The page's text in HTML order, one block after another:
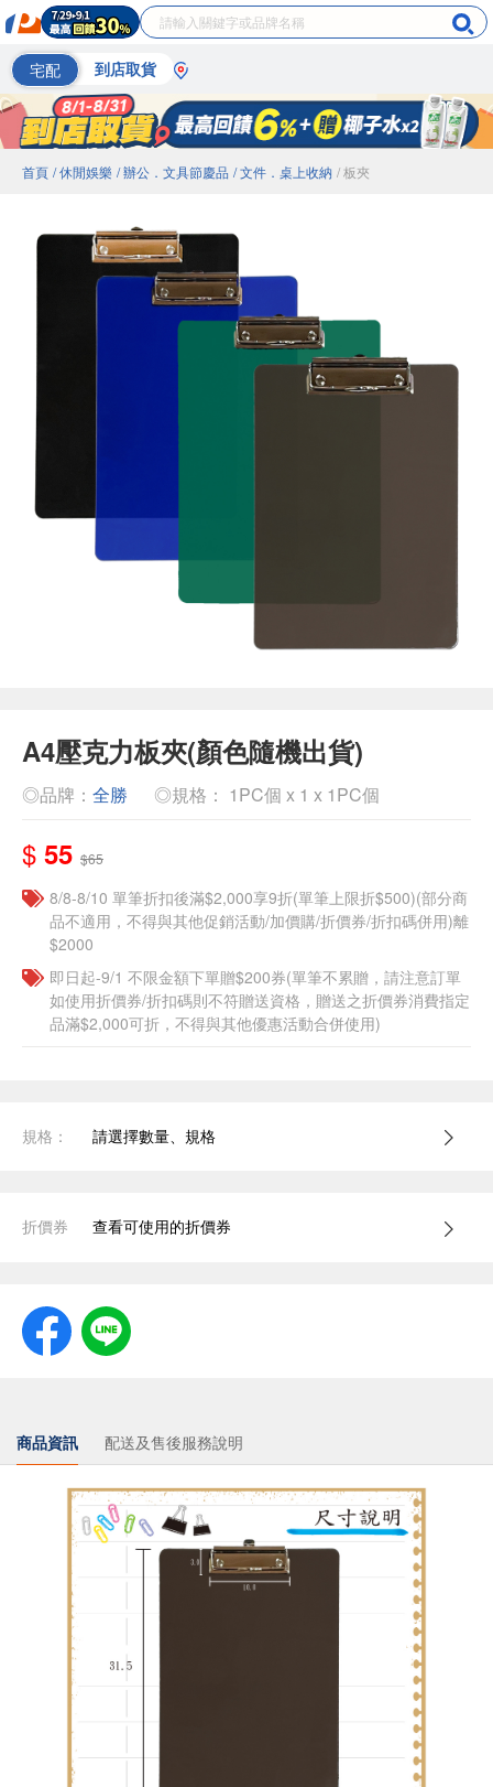
宅配 到店取貨
首頁 / 休閒娛樂 / 辦公．文具節慶品 / 文件．桌上收納 / 板夾
A4壓克力板夾(顏色隨機出貨)
◎品牌： 全勝 ◎規格： 1PC個 x 1 x 1PC個
$ 55 $65
8/8-8/10 單筆折扣後滿$2,000享9折(單筆上限折$500)(部分商
品不適用，不得與其他促銷活動/加價購/折價券/折扣碼併用)離
$2000
即日起-9/1 不限金額下單贈$200券(單筆不累贈，請注意訂單
如使用折價券/折扣碼則不符贈送資格，贈送之折價券消費指定
品滿$2,000可折，不得與其他優惠活動合併使用)
規格： 請選擇數量、規格
折價券 查看可使用的折價券
商品資訊 配送及售後服務說明